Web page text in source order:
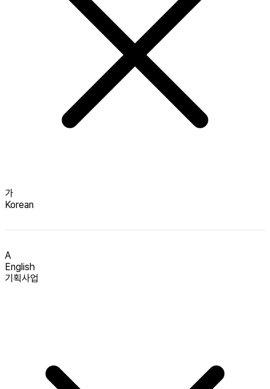
가
Korean
A
English
기획사업